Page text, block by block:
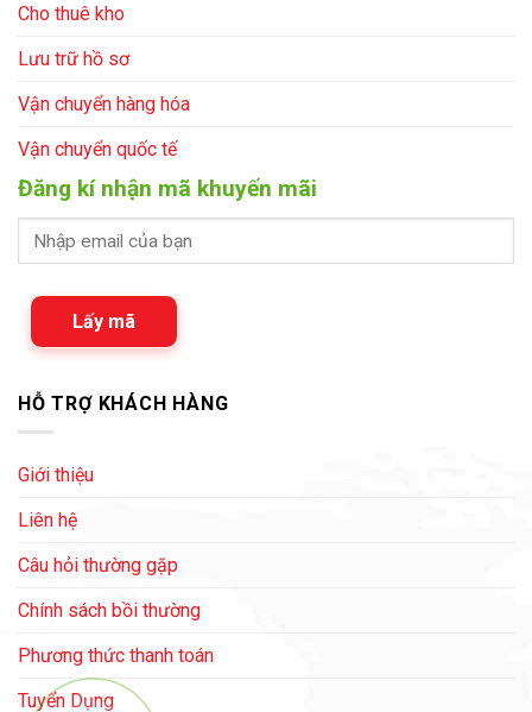
Cho thuê kho
Lưu trữ hồ sơ
Vận chuyển hàng hóa
Vận chuyển quốc tế
Đăng kí nhận mã khuyến mãi
Lấy mã
HỖ TRỢ KHÁCH HÀNG
Giới thiệu
Liên hệ
Câu hỏi thường gặp
Chính sách bồi thường
Phương thức thanh toán
Tuyển Dụng